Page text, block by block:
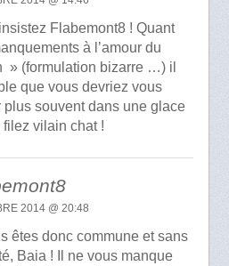
Flabemont8 ! Quant
à l’amour du
» (formulation bizarre …) il
que vous devriez vous
plus souvent dans une glace
vilain chat !
2014 @ 20:48
êtes donc commune et sans
Baia ! Il ne vous manque